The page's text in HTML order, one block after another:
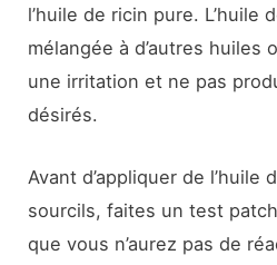
l’huile de ricin pure. L’huile
mélangée à d’autres huiles
une irritation et ne pas
désirés.
Avant d’appliquer de l’huile
sourcils, faites un test
que vous n’aurez pas de